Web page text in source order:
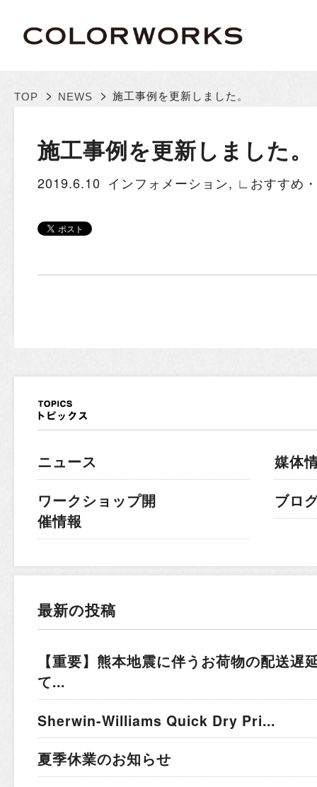
TOP > NEWS > 施工事例を更新しました。
施工事例を更新しました。
2019.6.10 インフォメーション, ∟おすすめ
ニュース
ワークショップ開
催情報
媒体
ブロ
最新の投稿
【重要】熊本地震に伴うお荷物の配送遅
て...
Sherwin-Williams Quick Dry Pri...
夏季休業のお知らせ